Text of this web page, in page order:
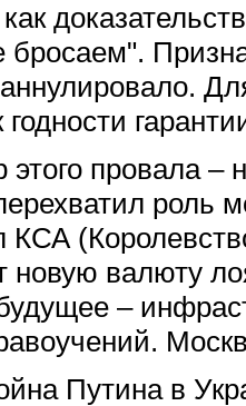
бросаем".
годности
провала –
роль
КСА
новую валюту
–
Путина в